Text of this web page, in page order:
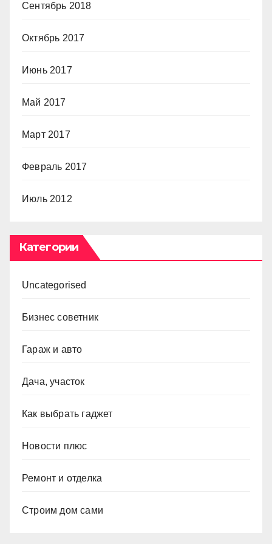
Сентябрь 2018
Октябрь 2017
Июнь 2017
Май 2017
Март 2017
Февраль 2017
Июль 2012
Категории
Uncategorised
Бизнес советник
Гараж и авто
Дача, участок
Как выбрать гаджет
Новости плюс
Ремонт и отделка
Строим дом сами